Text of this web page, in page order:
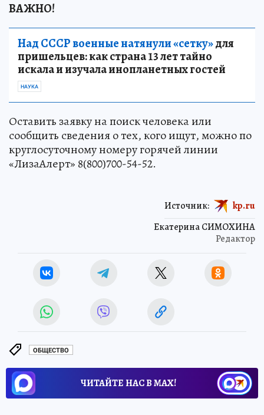
ВАЖНО!
Над СССР военные натянули «сетку»для
пришельцев: как страна 13 лет тайно
искала и изучала инопланетных гостей
НАУКА
Оставить заявку на поиск человека или
сообщить сведения о тех, кого ищут, можно по
круглосуточному номеру горячей линии
«ЛизаАлерт» 8(800)700-54-52.
Екатерина СИМОХИНА
Редактор
Источник: kp.ru
ОБЩЕСТВО
ЧИТАЙТЕ НАС В МАХ!